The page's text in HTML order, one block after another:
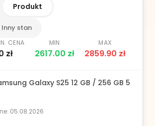
Produkt
Inny stan
CENA
zł
MIN
2617.00 zł
MAX
2859.90 zł
Galaxy S25 12 GB / 256 GB 5G
05.08.2026